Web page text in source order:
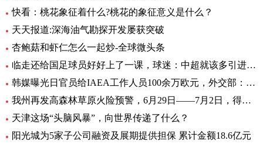
快看：桃花象征着什么?桃花的象征意义是什么？
天天报道:深海油气勘探开发屡获突破
杏鲍菇和虾仁怎么一起炒-全球微头条
临走还给国足球员好好上了一课，球迷：中超就该多引进这样的外援
韩媒曝光日官员给IAEA工作人员100余万欧元，外交部：日政府有责任作出解释 环球热文
我州再发高森林草原火险预警，6月29日——7月2日，得荣县为黄色预警区域
天津这场“头脑风暴”，向世界传递了什么？
阳光城为5家子公司融资及展期提供担保 累计金额18.6亿元